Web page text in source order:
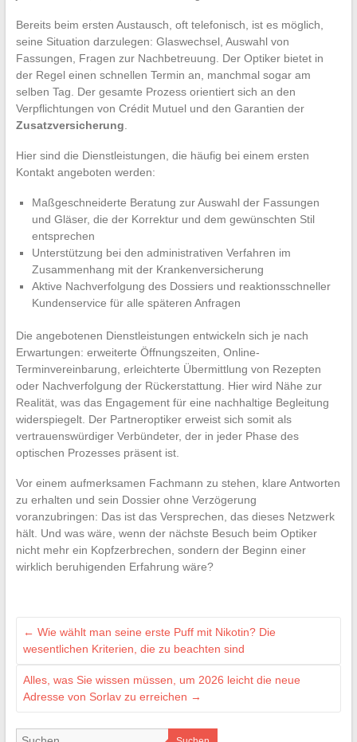
Bereits beim ersten Austausch, oft telefonisch, ist es möglich,
seine Situation darzulegen: Glaswechsel, Auswahl von
Fassungen, Fragen zur Nachbetreuung. Der Optiker bietet in
der Regel einen schnellen Termin an, manchmal sogar am
selben Tag. Der gesamte Prozess orientiert sich an den
Verpflichtungen von Crédit Mutuel und den Garantien der
Zusatzversicherung
Hier sind die Dienstleistungen, die häufig bei einem ersten
Kontakt angeboten werden:
Maßgeschneiderte Beratung zur Auswahl der Fassungen
und Gläser, die der Korrektur und dem gewünschten Stil
entsprechen
Unterstützung bei den administrativen Verfahren im
Zusammenhang mit der Krankenversicherung
Aktive Nachverfolgung des Dossiers und reaktionsschneller
Kundenservice für alle späteren Anfragen
Die angebotenen Dienstleistungen entwickeln sich je nach
Erwartungen: erweiterte Öffnungszeiten, Online-
Terminvereinbarung, erleichterte Übermittlung von Rezepten
oder Nachverfolgung der Rückerstattung. Hier wird Nähe zur
Realität, was das Engagement für eine nachhaltige Begleitung
widerspiegelt. Der Partneroptiker erweist sich somit als
vertrauenswürdiger Verbündeter, der in jeder Phase des
optischen Prozesses präsent ist.
Vor einem aufmerksamen Fachmann zu stehen, klare Antworten
zu erhalten und sein Dossier ohne Verzögerung
voranzubringen: Das ist das Versprechen, das dieses Netzwerk
hält. Und was wäre, wenn der nächste Besuch beim Optiker
nicht mehr ein Kopfzerbrechen, sondern der Beginn einer
wirklich beruhigenden Erfahrung wäre?
← Wie wählt man seine erste Puff mit Nikotin? Die
wesentlichen Kriterien, die zu beachten sind
Alles, was Sie wissen müssen, um 2026 leicht die neue
Adresse von Sorlav zu erreichen →